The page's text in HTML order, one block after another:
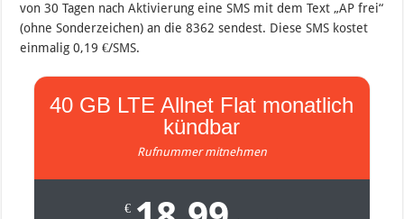
von 30 Tagen nach Aktivierung eine SMS mit dem Text „AP frei“
(ohne Sonderzeichen) an die 8362 sendest. Diese SMS kostet
einmalig 0,19 €/SMS.
40 GB LTE Allnet Flat monatlich
kündbar
Rufnummer mitnehmen
€